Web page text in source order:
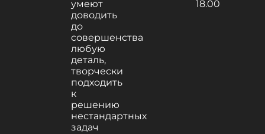
умеют
доводить
до
совершенства
любую
деталь,
творчески
подходить
к
решению
нестандартных
задач
18.00